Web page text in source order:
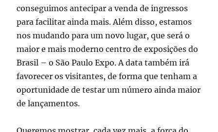
conseguimos antecipar a venda de ingressos
para facilitar ainda mais. Além disso, estamos
nos mudando para um novo lugar, que será o
maior e mais moderno centro de exposições do
Brasil – o São Paulo Expo. A data também irá
favorecer os visitantes, de forma que tenham a
oportunidade de testar um número ainda maior
de lançamentos.